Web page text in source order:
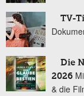
TV-
Die
2026
& die